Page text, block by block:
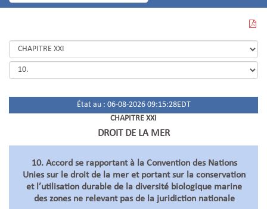
CETTE
PAGE
EN
PDF
État au : 06-08-2026 09:15:28EDT
CHAPITRE XXI
DROIT DE LA MER
10. Accord se rapportant à la Convention des Nations
Unies sur le droit de la mer et portant sur la conservation
et l’utilisation durable de la diversité biologique marine
des zones ne relevant pas de la juridiction nationale